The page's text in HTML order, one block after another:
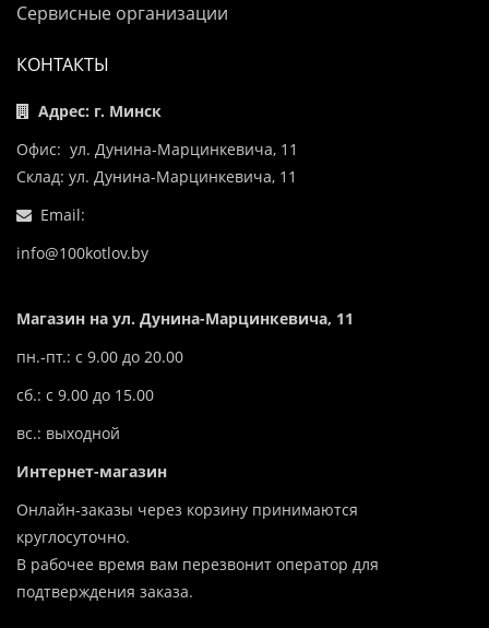
Сервисные организации
КОНТАКТЫ
Адрес: г. Минск
Офис: ул. Дунина-Марцинкевича, 11
Склад: ул. Дунина-Марцинкевича, 11
Email:
info@100kotlov.by
Магазин на ул. Дунина-Марцинкевича, 11
пн.-пт.: с 9.00 до 20.00
сб.: с 9.00 до 15.00
вс.: выходной
Интернет-магазин
Онлайн-заказы через корзину принимаются
круглосуточно.
В рабочее время вам перезвонит оператор для
подтверждения заказа.